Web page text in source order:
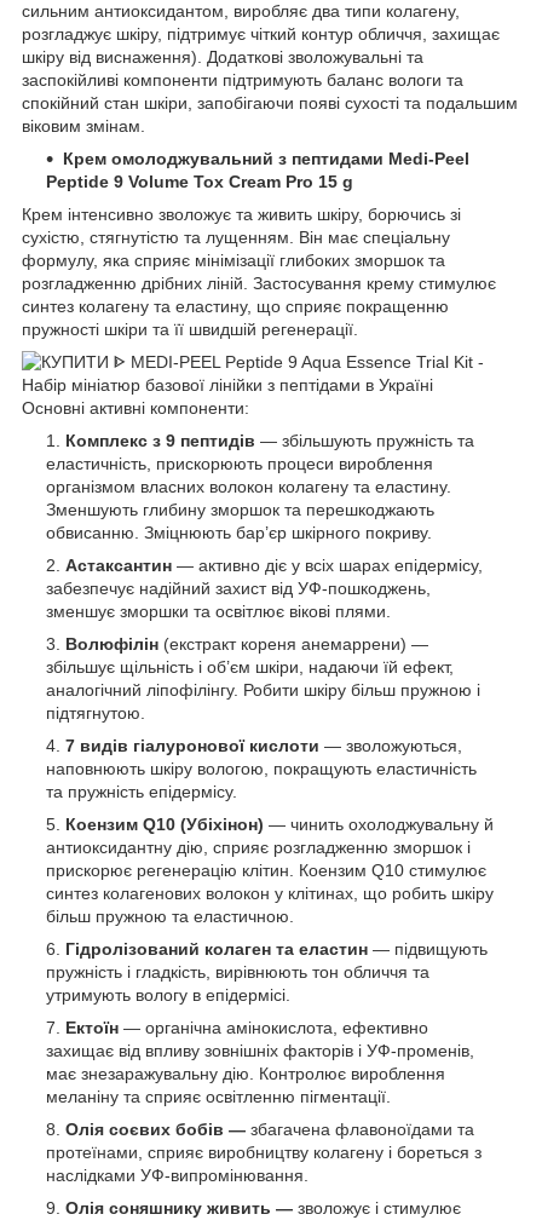
сильним антиоксидантом, виробляє два типи колагену,
розгладжує шкіру, підтримує чіткий контур обличчя, захищає
шкіру від виснаження). Додаткові зволожувальні та
заспокійливі компоненти підтримують баланс вологи та
спокійний стан шкіри, запобігаючи появі сухості та подальшим
віковим змінам.
Крем омолоджувальний з пептидами Medi-Peel
Peptide 9 Volume Tox Cream Pro 15 g
Крем інтенсивно зволожує та живить шкіру, борючись зі
сухістю, стягнутістю та лущенням. Він має спеціальну
формулу, яка сприяє мінімізації глибоких зморшок та
розгладженню дрібних ліній. Застосування крему стимулює
синтез колагену та еластину, що сприяє покращенню
пружності шкіри та її швидшій регенерації.
Основні активні компоненти:
Комплекс з 9 пептидів — збільшують пружність та
еластичність, прискорюють процеси вироблення
організмом власних волокон колагену та еластину.
Зменшують глибину зморшок та перешкоджають
обвисанню. Зміцнюють бар’єр шкірного покриву.
Астаксантин — активно діє у всіх шарах епідермісу,
забезпечує надійний захист від УФ-пошкоджень,
зменшує зморшки та освітлює вікові плями.
Волюфілін (екстракт кореня анемаррени) —
збільшує щільність і об’єм шкіри, надаючи їй ефект,
аналогічний ліпофілінгу. Робити шкіру більш пружною і
підтягнутою.
7 видів гіалуронової кислоти — зволожуються,
наповнюють шкіру вологою, покращують еластичність
та пружність епідермісу.
Коензим Q10 (Убіхінон) — чинить охолоджувальну й
антиоксидантну дію, сприяє розгладженню зморшок і
прискорює регенерацію клітин. Коензим Q10 стимулює
синтез колагенових волокон у клітинах, що робить шкіру
більш пружною та еластичною.
Гідролізований колаген та еластин — підвищують
пружність і гладкість, вирівнюють тон обличчя та
утримують вологу в епідермісі.
Ектоїн — органічна амінокислота, ефективно
захищає від впливу зовнішніх факторів і УФ-променів,
має знезаражувальну дію. Контролює вироблення
меланіну та сприяє освітленню пігментації.
Олія соєвих бобів — збагачена флавоноїдами та
протеїнами, сприяє виробництву колагену і бореться з
наслідками УФ-випромінювання.
Олія соняшнику живить — зволожує і стимулює